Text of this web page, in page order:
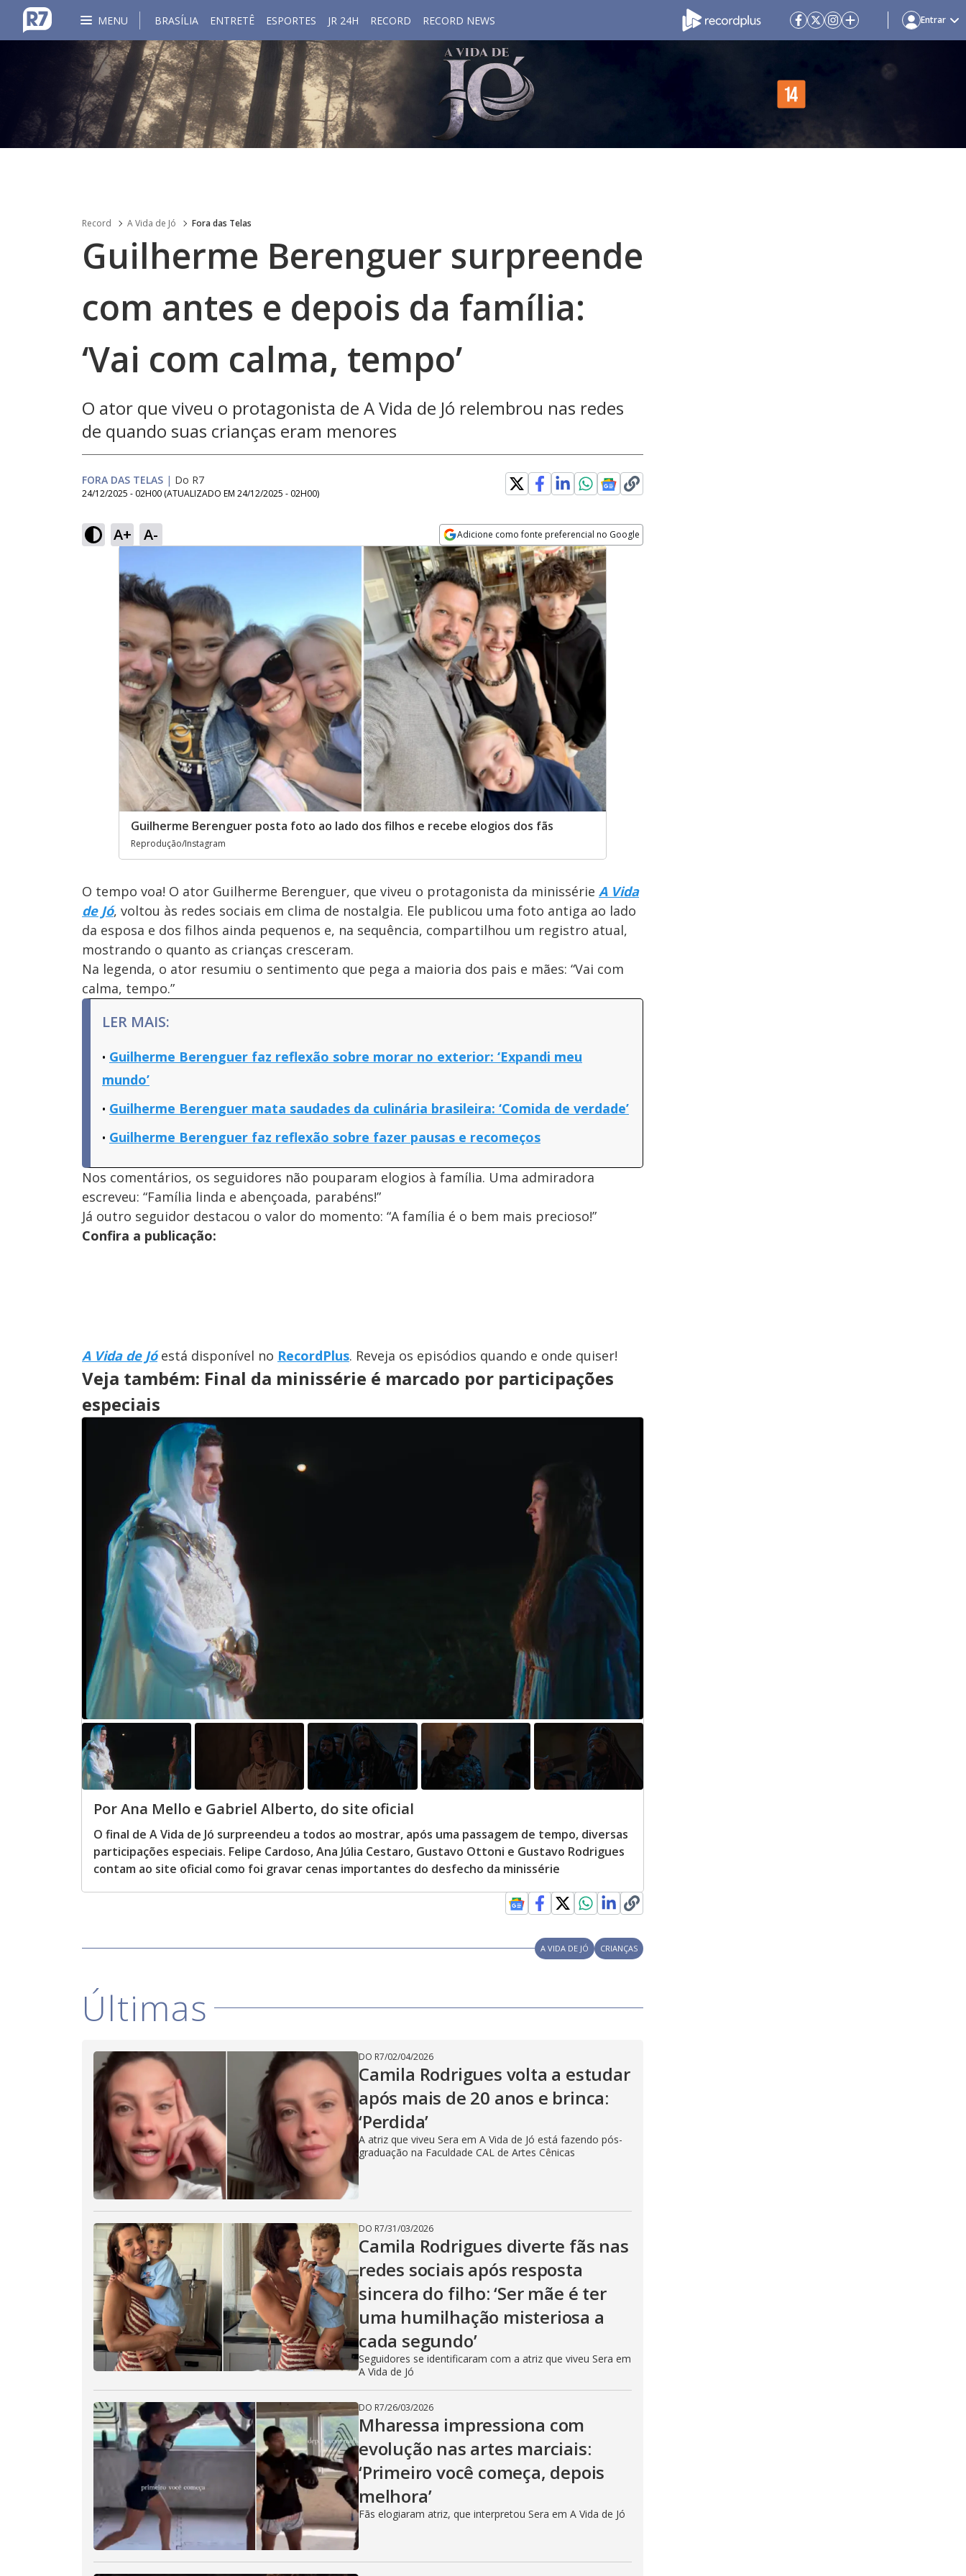
MENU BRASÍLIA ENTRETÊ ESPORTES JR 24H RECORD RECORD NEWS Entrar
Record A Vida de Jó Fora das Telas
Guilherme Berenguer surpreende
com antes e depois da família:
‘Vai com calma, tempo’
O ator que viveu o protagonista de A Vida de Jó relembrou nas redes
de quando suas crianças eram menores
FORA DAS TELAS | Do R7
24/12/2025 - 02H00 (ATUALIZADO EM 24/12/2025 - 02H00)
A+ A- Adicione como fonte preferencial no Google
Opens in new window
Guilherme Berenguer posta foto ao lado dos filhos e recebe elogios dos fãs
Reprodução/Instagram
O tempo voa! O ator Guilherme Berenguer, que viveu o protagonista da minissérie A Vida
de Jó, voltou às redes sociais em clima de nostalgia. Ele publicou uma foto antiga ao lado
da esposa e dos filhos ainda pequenos e, na sequência, compartilhou um registro atual,
mostrando o quanto as crianças cresceram.
Na legenda, o ator resumiu o sentimento que pega a maioria dos pais e mães: “Vai com
calma, tempo.”
LER MAIS:
Guilherme Berenguer faz reflexão sobre morar no exterior: ‘Expandi meu
mundo’
Guilherme Berenguer mata saudades da culinária brasileira: ‘Comida de verdade’
Guilherme Berenguer faz reflexão sobre fazer pausas e recomeços
Nos comentários, os seguidores não pouparam elogios à família. Uma admiradora
escreveu: “Família linda e abençoada, parabéns!”
Já outro seguidor destacou o valor do momento: “A família é o bem mais precioso!”
Confira a publicação:
A Vida de Jóestá disponível no RecordPlus. Reveja os episódios quando e onde quiser!
Veja também: Final da minissérie é marcado por participações
especiais
Por Ana Mello e Gabriel Alberto, do site oficial
O final de A Vida de Jó surpreendeu a todos ao mostrar, após uma passagem de tempo, diversas
participações especiais. Felipe Cardoso, Ana Júlia Cestaro, Gustavo Ottoni e Gustavo Rodrigues
contam ao site oficial como foi gravar cenas importantes do desfecho da minissérie
A VIDA DE JÓ CRIANÇAS
Últimas
DO R7/02/04/2026
Camila Rodrigues volta a estudar
após mais de 20 anos e brinca:
‘Perdida’
A atriz que viveu Sera em A Vida de Jó está fazendo pós-
graduação na Faculdade CAL de Artes Cênicas
DO R7/31/03/2026
Camila Rodrigues diverte fãs nas
redes sociais após resposta
sincera do filho: ‘Ser mãe é ter
uma humilhação misteriosa a
cada segundo’
Seguidores se identificaram com a atriz que viveu Sera em
A Vida de Jó
DO R7/26/03/2026
Mharessa impressiona com
evolução nas artes marciais:
‘Primeiro você começa, depois
melhora’
Fãs elogiaram atriz, que interpretou Sera em A Vida de Jó